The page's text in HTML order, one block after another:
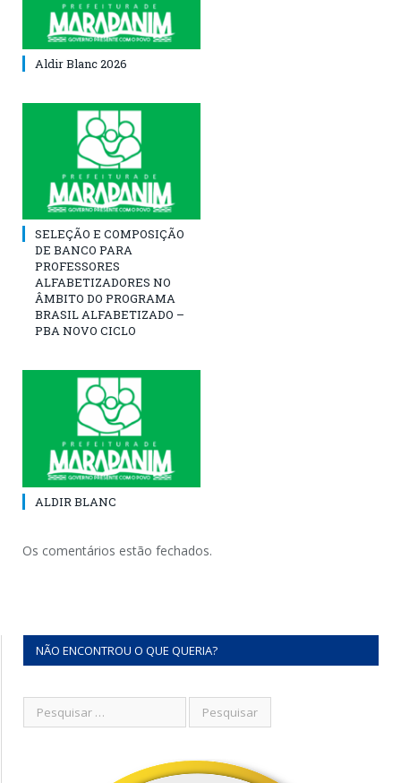
Aldir Blanc 2026
SELEÇÃO E COMPOSIÇÃO
DE BANCO PARA
PROFESSORES
ALFABETIZADORES NO
ÂMBITO DO PROGRAMA
BRASIL ALFABETIZADO –
PBA NOVO CICLO
ALDIR BLANC
Os comentários estão fechados.
NÃO ENCONTROU O QUE QUERIA?